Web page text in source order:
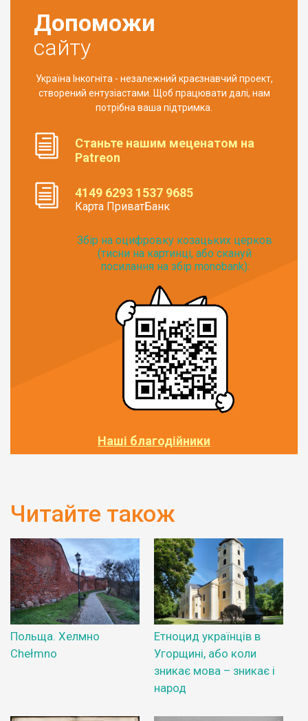
Допоможи
сайту
Україна Інкогніта - незалежний краєзнавчий проект,
створений ентузіастами. Щоб працювати далі, нам
потрібна ваша підтримка.
Станьте нашим меценатом на
Patreon
4149 6293 1537 9685
Карта ПриватБанк
Збір на оцифровку козацьких церков
(тисни на картинці, або скануй
посилання на збір monobank):
Наші благодійники
Читайте також
Польща. Хелмно
Chełmno
Етноцид українців в
Угорщині, або коли
зникає мова – зникає і
народ